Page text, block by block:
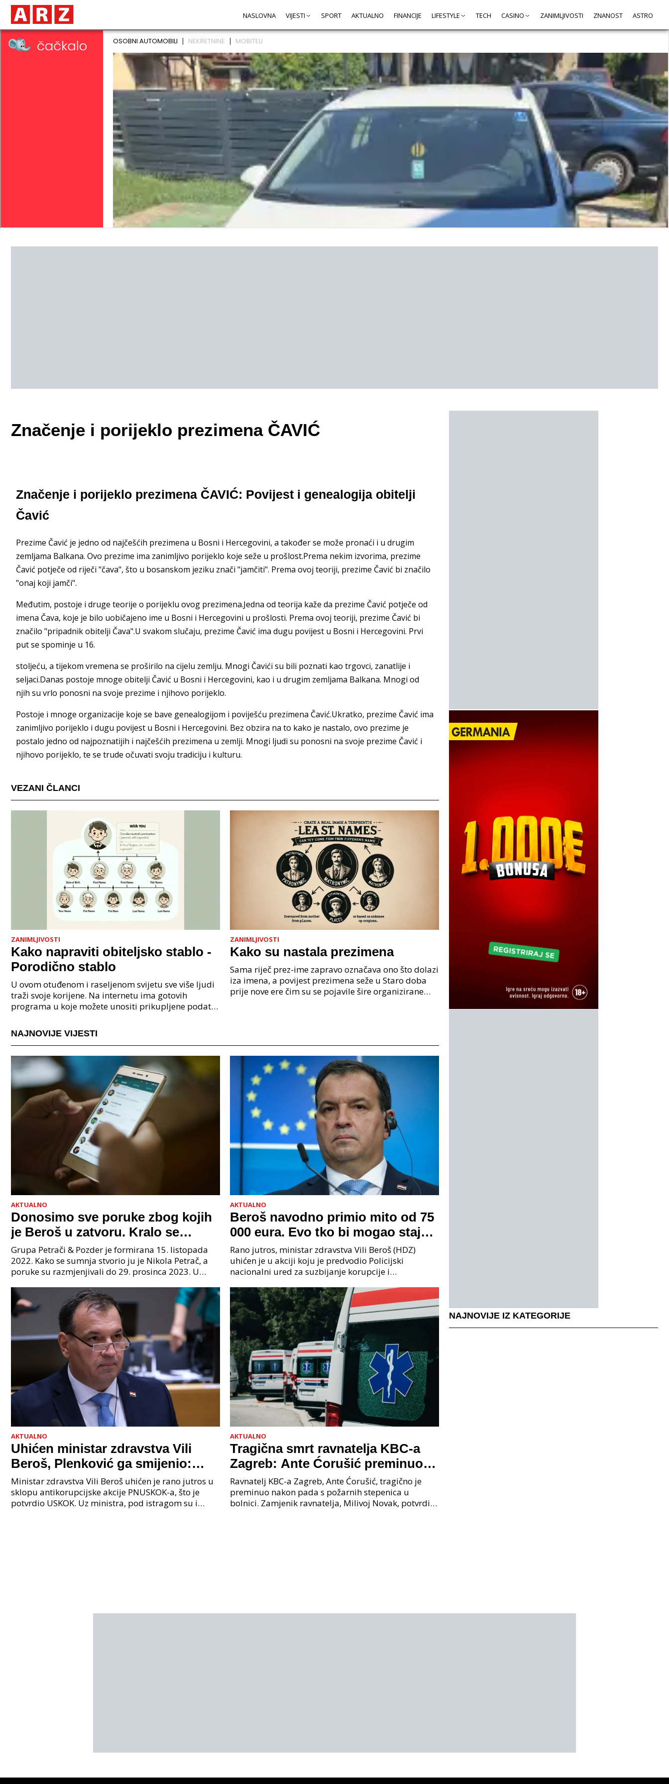
NASLOVNA VIJESTI SPORT AKTUALNO FINANCIJE LIFESTYLE TECH CASINO ZANIMLJIVOSTI ZNANOST ASTRO
Značenje i porijeklo prezimena ČAVIĆ
Značenje i porijeklo prezimena ČAVIĆ: Povijest i genealogija obitelji
Čavić
Prezime Čavić je jedno od najčešćih prezimena u Bosni i Hercegovini, a također se može pronaći i u drugim
zemljama Balkana. Ovo prezime ima zanimljivo porijeklo koje seže u prošlost.Prema nekim izvorima, prezime
Čavić potječe od riječi "čava", što u bosanskom jeziku znači "jamčiti". Prema ovoj teoriji, prezime Čavić bi značilo
"onaj koji jamči".
Međutim, postoje i druge teorije o porijeklu ovog prezimena.Jedna od teorija kaže da prezime Čavić potječe od
imena Čava, koje je bilo uobičajeno ime u Bosni i Hercegovini u prošlosti. Prema ovoj teoriji, prezime Čavić bi
značilo "pripadnik obitelji Čava".U svakom slučaju, prezime Čavić ima dugu povijest u Bosni i Hercegovini. Prvi
put se spominje u 16.
stoljeću, a tijekom vremena se proširilo na cijelu zemlju. Mnogi Čavići su bili poznati kao trgovci, zanatlije i
seljaci.Danas postoje mnoge obitelji Čavić u Bosni i Hercegovini, kao i u drugim zemljama Balkana. Mnogi od
njih su vrlo ponosni na svoje prezime i njihovo porijeklo.
Postoje i mnoge organizacije koje se bave genealogijom i poviješću prezimena Čavić.Ukratko, prezime Čavić ima
zanimljivo porijeklo i dugu povijest u Bosni i Hercegovini. Bez obzira na to kako je nastalo, ovo prezime je
postalo jedno od najpoznatijih i najčešćih prezimena u zemlji. Mnogi ljudi su ponosni na svoje prezime Čavić i
njihovo porijeklo, te se trude očuvati svoju tradiciju i kulturu.
VEZANI ČLANCI
ZANIMLJIVOSTI
Kako napraviti obiteljsko stablo -
Porodično stablo
U ovom otuđenom i raseljenom svijetu sve više ljudi
traži svoje korijene. Na internetu ima gotovih
programa u koje možete unositi prikupljene podatke
ZANIMLJIVOSTI
Kako su nastala prezimena
Sama riječ prez-ime zapravo označava ono što dolazi
iza imena, a povijest prezimena seže u Staro doba
prije nove ere čim su se pojavile šire organizirane
NAJNOVIJE VIJESTI
AKTUALNO
Donosimo sve poruke zbog kojih
je Beroš u zatvoru. Kralo se
godinama. Tko će iz vlade biti
sljedeći uhićen?
Grupa Petrači & Pozder je formirana 15. listopada
2022. Kako se sumnja stvorio ju je Nikola Petrač, a
poruke su razmjenjivali do 29. prosinca 2023. U
AKTUALNO
Beroš navodno primio mito od 75
000 eura. Evo tko bi mogao stajati
na čelu zločinačkog udruženja
Rano jutros, ministar zdravstva Vili Beroš (HDZ)
uhićen je u akciji koju je predvodio Policijski
nacionalni ured za suzbijanje korupcije i
priopćenju USKOK
AKTUALNO
Uhićen ministar zdravstva Vili
Beroš, Plenković ga smijenio:
Istraga USKOK-a zbog korupcije
Ministar zdravstva Vili Beroš uhićen je rano jutros u
sklopu antikorupcijske akcije PNUSKOK-a, što je
potvrdio USKOK. Uz ministra, pod istragom su i
AKTUALNO
Tragična smrt ravnatelja KBC-a
Zagreb: Ante Ćorušić preminuo
nakon pada u bolnici, policija na
mjestu događaja
Ravnatelj KBC-a Zagreb, Ante Ćorušić, tragično je
preminuo nakon pada s požarnih stepenica u
bolnici. Zamjenik ravnatelja, Milivoj Novak, potvrdio
NAJNOVIJE IZ KATEGORIJE